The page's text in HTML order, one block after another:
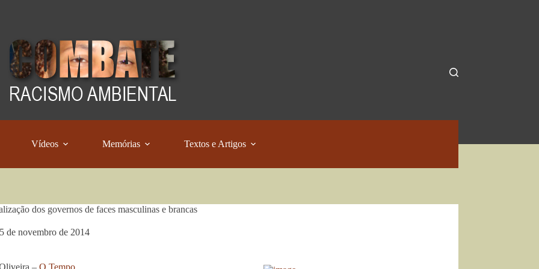
Vídeos Memórias Textos e Artigos
dos governos de faces masculinas e brancas
de novembro de 2014
– O Tempo